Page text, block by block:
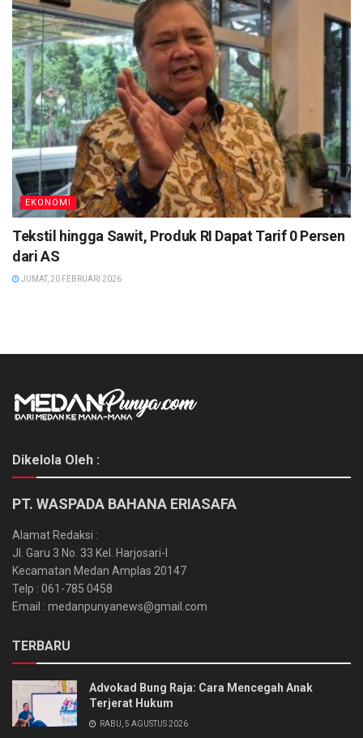
EKONOMI
Tekstil hingga Sawit, Produk RI Dapat Tarif 0 Persen
dari AS
JUMAT, 20 FEBRUARI 2026
Dikelola Oleh :
PT. WASPADA BAHANA ERIASAFA
Alamat Redaksi :
Jl. Garu 3 No. 33 Kel. Harjosari-I
Kecamatan Medan Amplas 20147
Telp : 061-785 0458
Email : medanpunyanews@gmail.com
TERBARU
Advokad Bung Raja: Cara Mencegah Anak
Terjerat Hukum
RABU, 5 AGUSTUS 2026